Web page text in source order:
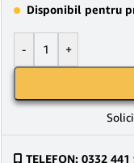
Disponibil pentru
- +
TELEFON: 0332